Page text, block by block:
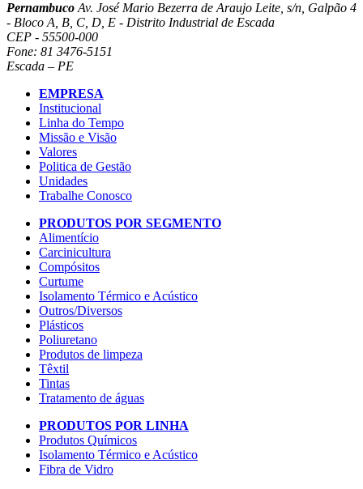
Pernambuco Av. José Mario Bezerra de Araujo Leite, s/n, Galpão 4
- Bloco A, B, C, D, E - Distrito Industrial de Escada
CEP - 55500-000
Fone: 81 3476-5151
Escada – PE
EMPRESA
Institucional
Linha do Tempo
Missão e Visão
Valores
Politica de Gestão
Unidades
Trabalhe Conosco
PRODUTOS POR SEGMENTO
Alimentício
Carcinicultura
Compósitos
Curtume
Isolamento Térmico e Acústico
Outros/Diversos
Plásticos
Poliuretano
Produtos de limpeza
Têxtil
Tintas
Tratamento de águas
PRODUTOS POR LINHA
Produtos Químicos
Isolamento Térmico e Acústico
Fibra de Vidro